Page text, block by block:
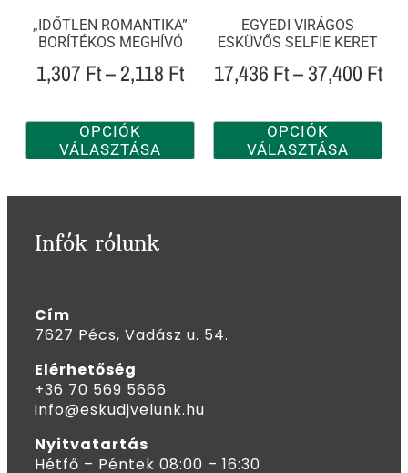
„IDŐTLEN ROMANTIKA”
BORÍTÉKOS MEGHÍVÓ
1,307Ft–2,118 Ft
OPCIÓK
VÁLASZTÁSA
EGYEDI VIRÁGOS
ESKÜVŐS SELFIE KERET
17,436 Ft–37,400 Ft
OPCIÓK
VÁLASZTÁSA
Infók rólunk
Cím
7627 Pécs, Vadász u. 54.
Elérhetőség
+36 70 569 5666
info@eskudjvelunk.hu
Nyitvatartás
Hétfő – Péntek 08:00 – 16:30